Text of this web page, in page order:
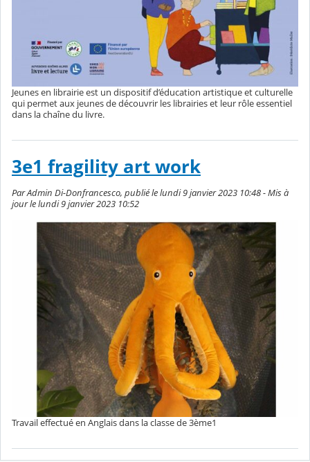
Jeunes en librairie est un dispositif d’éducation artistique et culturelle
qui permet aux jeunes de découvrir les librairies et leur rôle essentiel
dans la chaîne du livre.
3e1 fragility art work
Par Admin Di-Donfrancesco, publié le lundi 9 janvier 2023 10:48 - Mis à
jour le lundi 9 janvier 2023 10:52
Travail effectué en Anglais dans la classe de 3ème1